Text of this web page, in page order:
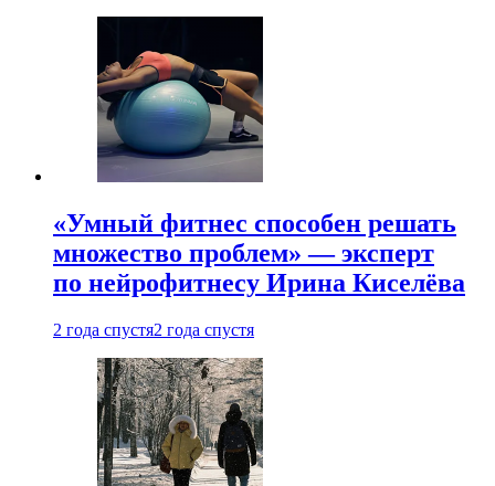
«Умный фитнес способен решать
множество проблем» — эксперт
по нейрофитнесу Ирина Киселёва
2 года спустя2 года спустя